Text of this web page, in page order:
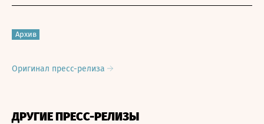
Архив
Оригинал пресс-релиза
ДРУГИЕ ПРЕСС-РЕЛИЗЫ